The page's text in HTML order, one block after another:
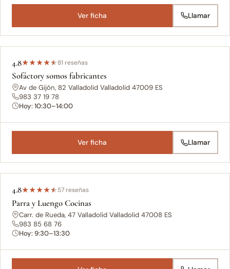
Ver ficha Llamar
4.8★★★★★81 reseñas
Sofáctory somos fabricantes
Av de Gijón, 82 Valladolid Valladolid 47009 ES
983 37 19 78
Hoy: 10:30–14:00
Ver ficha Llamar
4.8★★★★★57 reseñas
Parra y Luengo Cocinas
Carr. de Rueda, 47 Valladolid Valladolid 47008 ES
983 85 68 76
Hoy: 9:30–13:30